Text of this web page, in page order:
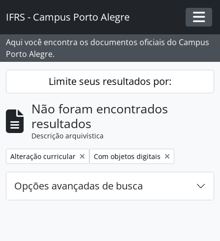
IFRS - Campus Porto Alegre
Aqui você encontra os documentos oficiais do Campus
Porto Alegre.
Limite seus resultados por:
Não foram encontrados
resultados
Descrição arquivística
Remover filtro:
Alteração curricular Remover filtro:
Com objetos digitais
Opções avançadas de busca